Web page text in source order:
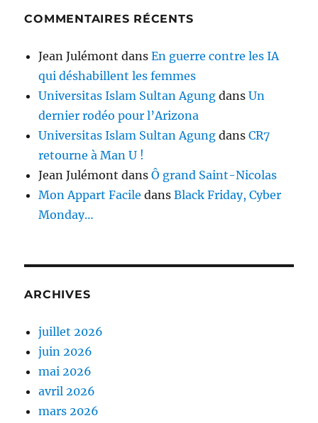
COMMENTAIRES RÉCENTS
Jean Julémont dansEn guerre contre les IA
qui déshabillent les femmes
Universitas Islam Sultan Agung dansUn
dernier rodéo pour l’Arizona
Universitas Islam Sultan Agung dansCR7
retourne à Man U !
Jean Julémont dansÔ grand Saint-Nicolas
Mon Appart Facile dansBlack Friday, Cyber
Monday…
ARCHIVES
juillet 2026
juin 2026
mai 2026
avril 2026
mars 2026